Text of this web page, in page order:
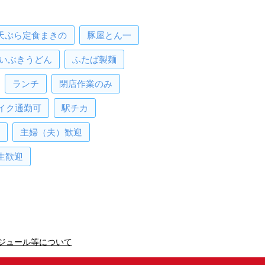
ぷら定食まきの 豚屋とん一
いぶきうどん ふたば製麺
ランチ 閉店作業のみ
ク通勤可 駅チカ
主婦（夫）歓迎
歓迎
ュール等について